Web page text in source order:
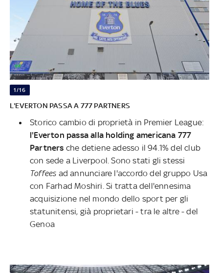
1/16
L'EVERTON PASSA A 777 PARTNERS
Storico cambio di proprietà in Premier League:
l'Everton passa alla holding americana 777
Partners che detiene adesso il 94.1% del club
con sede a Liverpool. Sono stati gli stessi
Toffees ad annunciare l'accordo del gruppo Usa
con Farhad Moshiri. Si tratta dell'ennesima
acquisizione nel mondo dello sport per gli
statunitensi, già proprietari - tra le altre - del
Genoa